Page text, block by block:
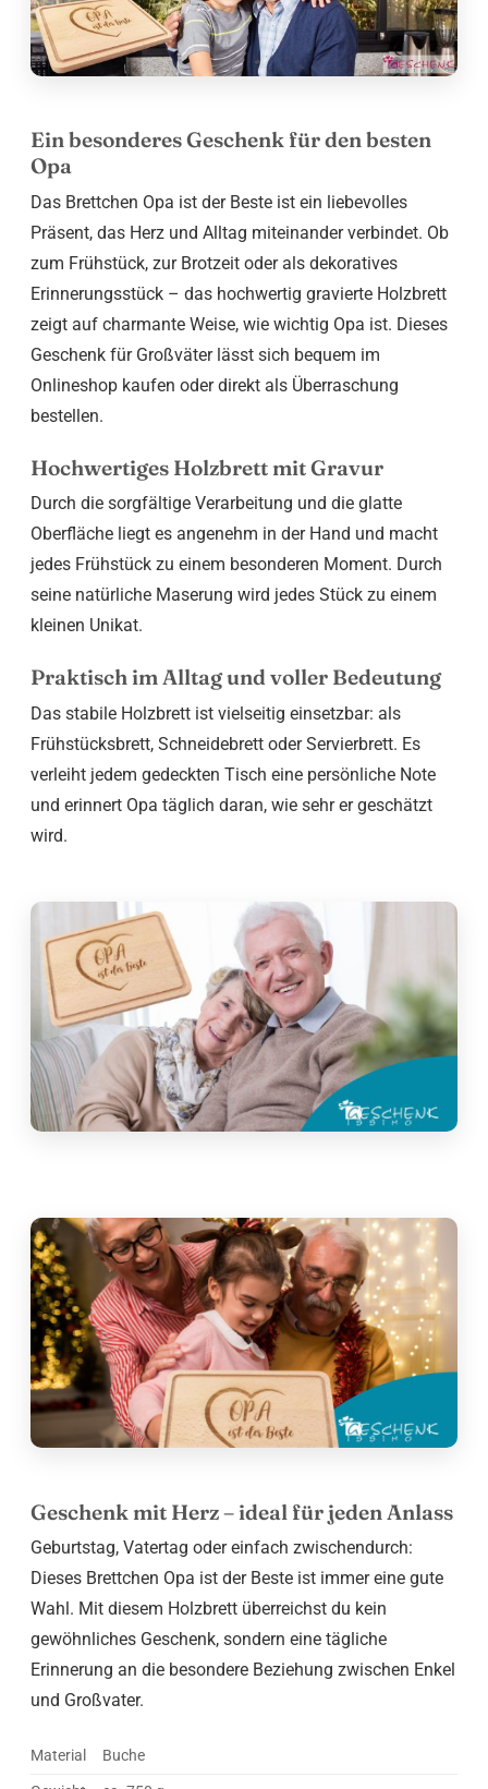
Ein besonderes Geschenk für den besten
Opa
Das Brettchen Opa ist der Beste ist ein liebevolles
Präsent, das Herz und Alltag miteinander verbindet. Ob
zum Frühstück, zur Brotzeit oder als dekoratives
Erinnerungsstück – das hochwertig gravierte Holzbrett
zeigt auf charmante Weise, wie wichtig Opa ist. Dieses
Geschenk für Großväter lässt sich bequem im
Onlineshop kaufen oder direkt als Überraschung
bestellen.
Hochwertiges Holzbrett mit Gravur
Durch die sorgfältige Verarbeitung und die glatte
Oberfläche liegt es angenehm in der Hand und macht
jedes Frühstück zu einem besonderen Moment. Durch
seine natürliche Maserung wird jedes Stück zu einem
kleinen Unikat.
Praktisch im Alltag und voller Bedeutung
Das stabile Holzbrett ist vielseitig einsetzbar: als
Frühstücksbrett, Schneidebrett oder Servierbrett. Es
verleiht jedem gedeckten Tisch eine persönliche Note
und erinnert Opa täglich daran, wie sehr er geschätzt
wird.
Geschenk mit Herz – ideal für jeden Anlass
Geburtstag, Vatertag oder einfach zwischendurch:
Dieses Brettchen Opa ist der Beste ist immer eine gute
Wahl. Mit diesem Holzbrett überreichst du kein
gewöhnliches Geschenk, sondern eine tägliche
Erinnerung an die besondere Beziehung zwischen Enkel
und Großvater.
Material
Buche